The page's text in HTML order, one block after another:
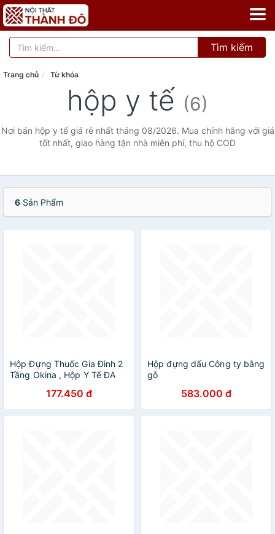
Tìm kiếm
Trang chủ Từ khóa
hộp y tế (6)
Nơi bán hộp y tế giá rẻ nhất tháng 08/2026. Mua chính hãng với giá
tốt nhất, giao hàng tận nhà miễn phí, thu hộ COD
6 Sản Phẩm
Hộp Đựng Thuốc Gia Đình 2
Tầng Okina , Hộp Y Tế ĐA
Lớn Siêu Tiện Dụng - Hàng
chính hãng inochi ( Tặng
kèm khăn lau pakasa) Giao
177.450 đ
Hộp đựng dấu Công ty bằng
gỗ
583.000 đ